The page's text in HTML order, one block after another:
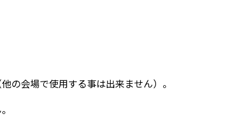
会場で使用する事は出来ません）。